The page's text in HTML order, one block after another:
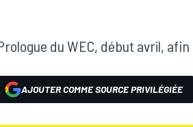
du WEC, début avril, afin
AJOUTER COMME SOURCE PRIVILÉGIÉE